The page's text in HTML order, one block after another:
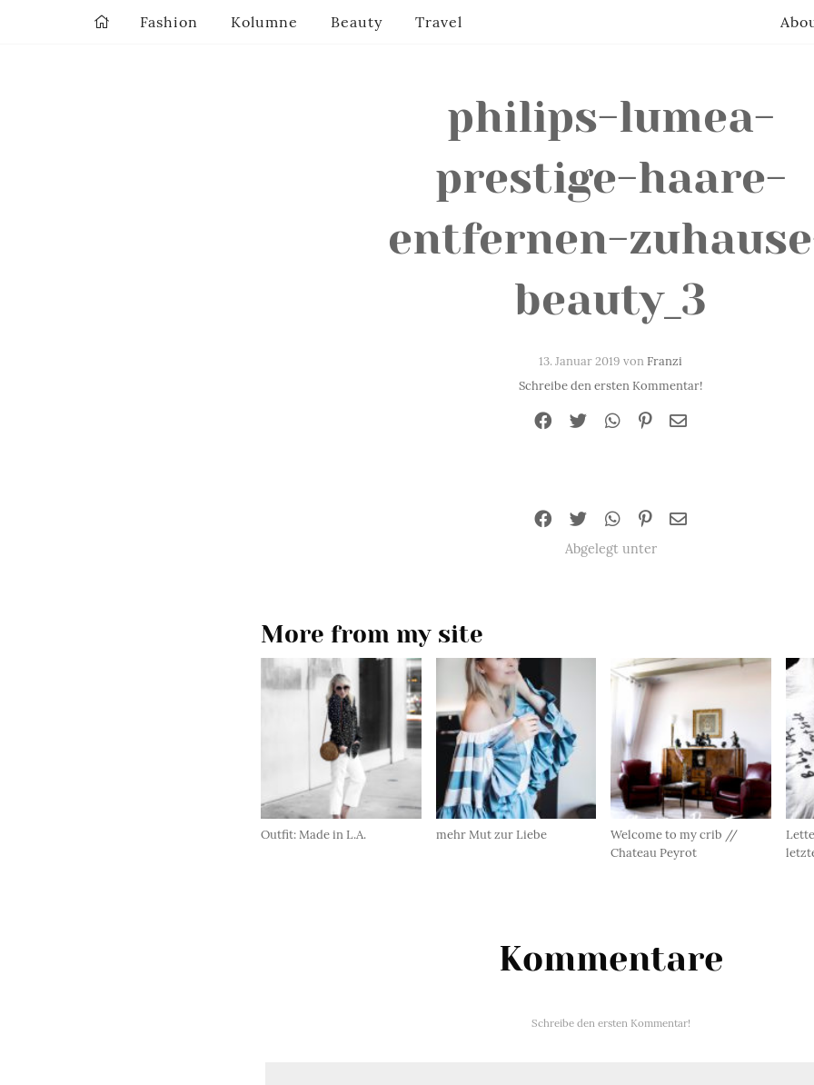
philips-lumea-
prestige-haare-
entfernen-
beauty_3
13. Januar 2019 vonFranzi
Schreibe den ersten Kommentar!
Abgelegt unter
More from my site
Outfit: Made in L.A. mehr Mut zur Liebe
Welcome to my crib //
Chateau Peyrot
Kommentare
Schreibe den ersten Kommentar!
Fashion Kolumne Beauty Travel